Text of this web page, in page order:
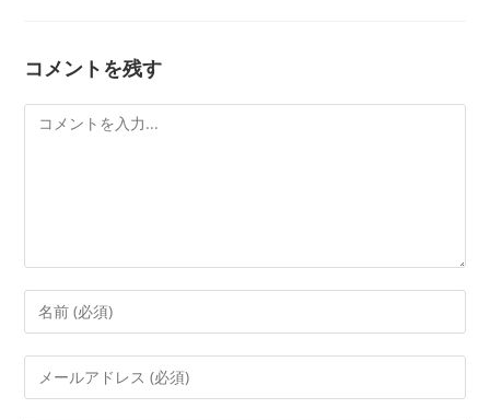
コメントを残す